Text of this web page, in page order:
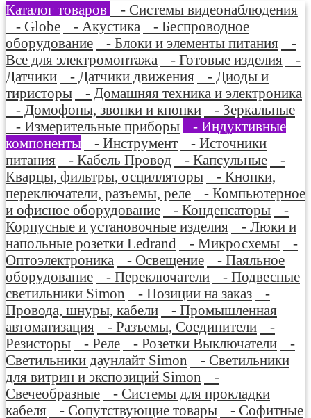
Каталог товаров
- Системы видеонаблюдения
- Globe
- Акустика
- Беспроводное
оборудование
- Блоки и элементы питания
-
Все для электромонтажа
- Готовые изделия
-
Датчики
- Датчики движения
- Диоды и
тиристоры
- Домашняя техника и электроника
- Домофоны, звонки и кнопки
- Зеркальные
- Измерительные приборы
- Индуктивные
компоненты
- Инструмент
- Источники
питания
- Кабель Провод - Капсульные
-
Кварцы, фильтры, осцилляторы
- Кнопки,
переключатели, разъемы, реле
- Компьютерное
и офисное оборудование
- Конденсаторы
-
Корпусные и установочные изделия
- Люки и
напольные розетки Ledrand
- Микросхемы
-
Оптоэлектроника
- Освещение
- Паяльное
оборудование
- Переключатели
- Подвесные
светильники Simon
- Позиции на заказ
-
Провода, шнуры, кабели
- Промышленная
автоматизация
- Разъемы, Соединители
-
Резисторы
- Реле - Розетки Выключатели
-
Светильники даунлайт Simon
- Светильники
для витрин и экспозиций Simon
-
Свечеобразные
- Системы для прокладки
кабеля
- Сопутствующие товары
- Софитные